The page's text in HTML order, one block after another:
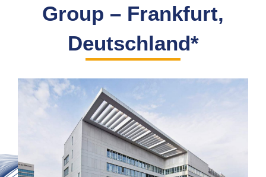
Group – Frankfurt,
Deutschland*